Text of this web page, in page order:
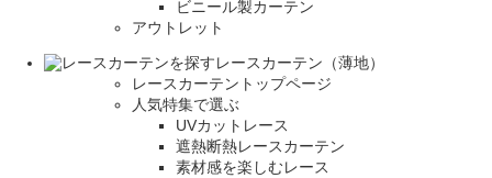
ビニール製カーテン
アウトレット
レースカーテン（薄地）
レースカーテントップページ
人気特集で選ぶ
UVカットレース
遮熱断熱レースカーテン
素材感を楽しむレース